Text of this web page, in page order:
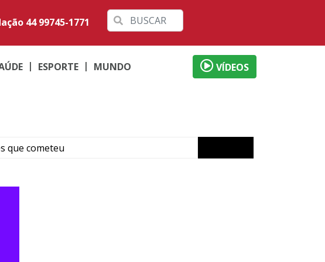
44 99745-1771
ESPORTE MUNDO VÍDEOS
que cometeu
à PM